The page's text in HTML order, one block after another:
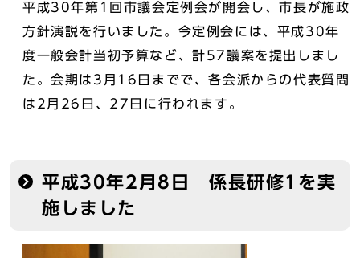
平成30年第1回市議会定例会が開会し、市長が施政
方針演説を行いました。今定例会には、平成30年
度一般会計当初予算など、計57議案を提出しまし
た。会期は3月16日までで、各会派からの代表質問
は2月26日、27日に行われます。
平成30年2月8日 係長研修1を実
施しました